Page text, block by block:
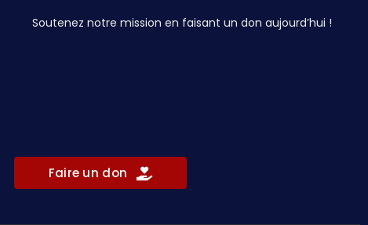
Soutenez notre mission en faisant un don aujourd’hui !
Faire un don